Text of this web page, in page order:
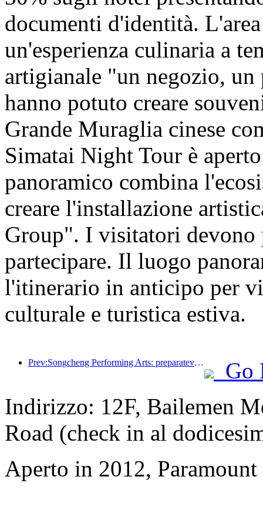
documenti d'identità.
un'esperienza culinaria a
artigianale "un negozio,
hanno potuto creare
Grande Muraglia cinese
Simatai Night Tour è
panoramico combina
creare l'installazione
Group". I visitatori devono
partecipare. Il luogo
l'itinerario in anticipo per
culturale e turistica estiva.
Prev:Songcheng Performing Arts: preparatevi sia per il mercato che per gli eventi durante l'alta stagione turistica estiva
Go
Indirizzo: 12F, Bailemen
Road (check in al
Aperto in 2012,